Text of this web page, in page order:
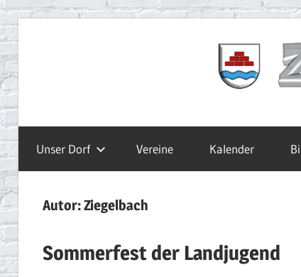
Zum
springen Ziegelbach.de
Unser Dorf Vereine Kalender
Autor:Ziegelbach
Sommerfest der Landjugend